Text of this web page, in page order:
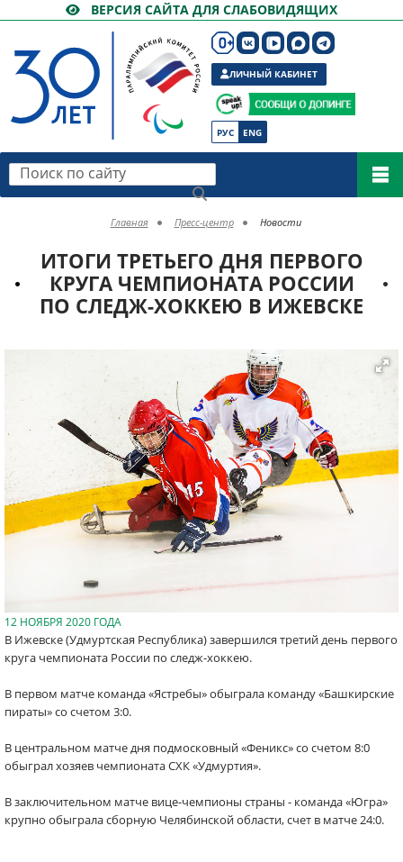
ВЕРСИЯ САЙТА ДЛЯ СЛАБОВИДЯЩИХ
РУС ENG
ЛИЧНЫЙ КАБИНЕТ
Поиск по сайту
Главная Пресс-центр Новости
ИТОГИ ТРЕТЬЕГО ДНЯ ПЕРВОГО
КРУГА ЧЕМПИОНАТА РОССИИ
ПО СЛЕДЖ-ХОККЕЮ В ИЖЕВСКЕ
12 НОЯБРЯ 2020 ГОДА
В Ижевске (Удмуртская Республика) завершился третий день первого
круга чемпионата России по следж-хоккею.
В первом матче команда «Ястребы» обыграла команду «Башкирские
пираты» со счетом 3:0.
В центральном матче дня подмосковный «Феникс» со счетом 8:0
обыграл хозяев чемпионата СХК «Удмуртия».
В заключительном матче вице-чемпионы страны - команда «Югра»
крупно обыграла сборную Челябинской области, счет в матче 24:0.